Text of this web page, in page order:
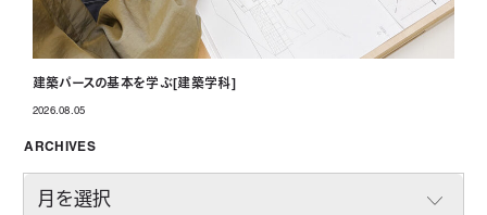
建築パースの基本を学ぶ[建築学科]
2026.08.05
ARCHIVES